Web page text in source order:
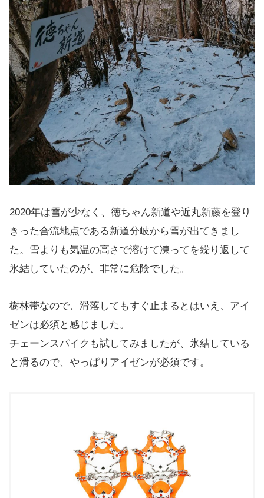
2020年は雪が少なく、徳ちゃん新道や近丸新藤を登り
きった合流地点である新道分岐から雪が出てきまし
た。雪よりも気温の高さで溶けて凍ってを繰り返して
氷結していたのが、非常に危険でした。
樹林帯なので、滑落してもすぐ止まるとはいえ、アイ
ゼンは必須と感じました。
チェーンスパイクも試してみましたが、氷結している
と滑るので、やっぱりアイゼンが必須です。